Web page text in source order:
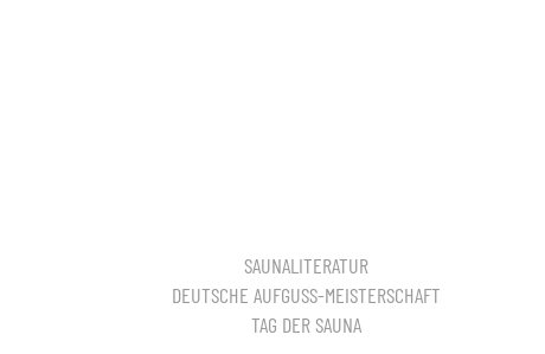
SAUNALITERATUR
DEUTSCHE AUFGUSS-MEISTERSCHAFT
TAG DER SAUNA